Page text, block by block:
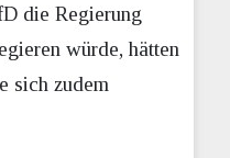
die Regierung
würde, hätten
sich zudem